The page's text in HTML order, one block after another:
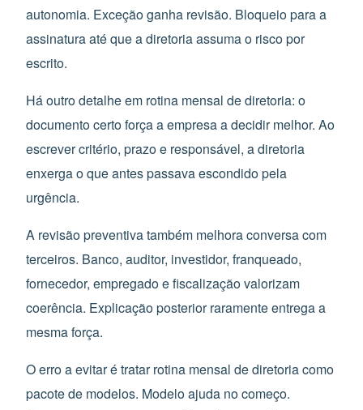
autonomia. Exceção ganha revisão. Bloqueio para a
assinatura até que a diretoria assuma o risco por
escrito.
Há outro detalhe em rotina mensal de diretoria: o
documento certo força a empresa a decidir melhor. Ao
escrever critério, prazo e responsável, a diretoria
enxerga o que antes passava escondido pela
urgência.
A revisão preventiva também melhora conversa com
terceiros. Banco, auditor, investidor, franqueado,
fornecedor, empregado e fiscalização valorizam
coerência. Explicação posterior raramente entrega a
mesma força.
O erro a evitar é tratar rotina mensal de diretoria como
pacote de modelos. Modelo ajuda no começo.